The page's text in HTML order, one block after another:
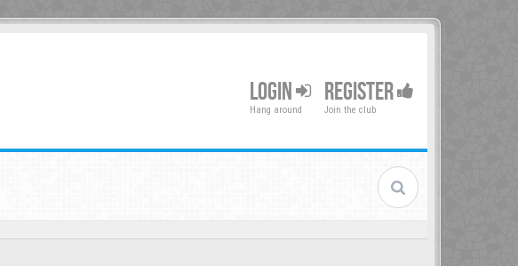
LOGIN
Hang around
REGISTER
Join the club